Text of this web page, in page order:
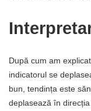
După cum am
indicatorul se
bun, tendința este
deplasează în